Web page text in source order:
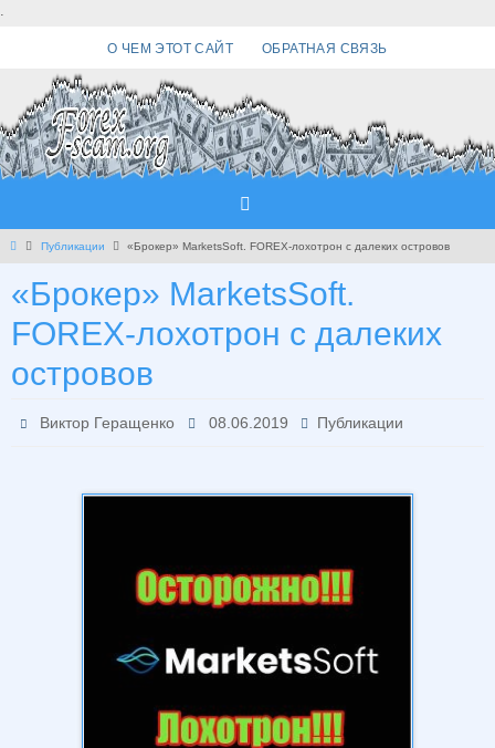
.
О ЧЕМ ЭТОТ САЙТ ОБРАТНАЯ СВЯЗЬ
Главная
Публикации «Брокер» MarketsSoft. FOREX-лохотрон с далеких островов
«Брокер» MarketsSoft.
FOREX-лохотрон с далеких
островов
Виктор Геращенко 08.06.2019 Публикации